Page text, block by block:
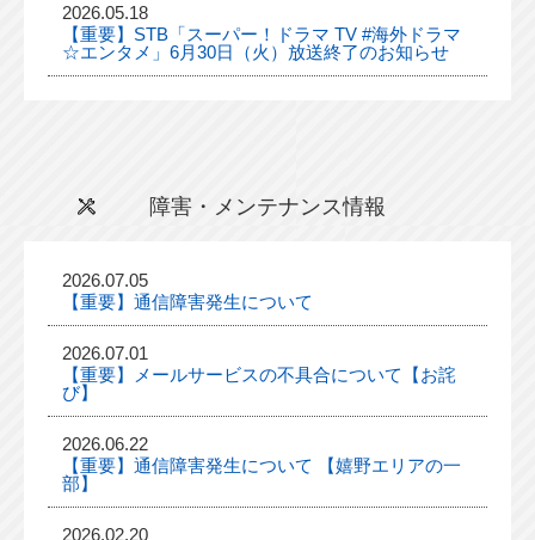
2026.05.18
【重要】STB「スーパー！ドラマ TV #海外ドラマ
☆エンタメ」6月30日（火）放送終了のお知らせ
障害・メンテナンス情報
2026.07.05
【重要】通信障害発生について
2026.07.01
【重要】メールサービスの不具合について【お詫
び】
2026.06.22
【重要】通信障害発生について 【嬉野エリアの一
部】
2026.02.20